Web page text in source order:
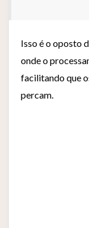
Isso é o oposto
onde o
facilitando que
percam.